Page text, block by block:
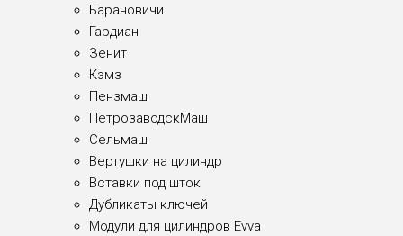
Барановичи
Гардиан
Зенит
Кэмз
Пензмаш
ПетрозаводскМаш
Сельмаш
Вертушки на цилиндр
Вставки под шток
Дубликаты ключей
Модули для цилиндров Evva